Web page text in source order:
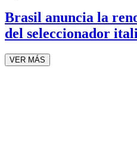
Brasil anuncia la
del seleccionador
VER MÁS